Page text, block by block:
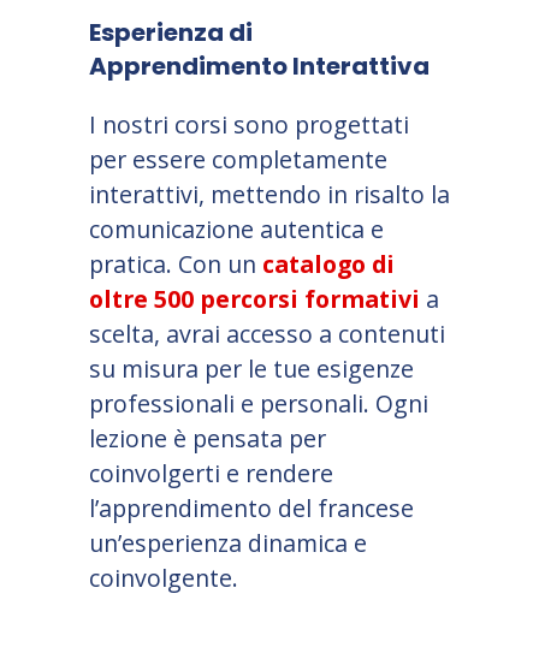
Esperienza di
Apprendimento Interattiva
I nostri corsi sono progettati
per essere completamente
interattivi, mettendo in risalto la
comunicazione autentica e
pratica. Con un catalogo di
oltre 500 percorsi formativi a
scelta, avrai accesso a contenuti
su misura per le tue esigenze
professionali e personali. Ogni
lezione è pensata per
coinvolgerti e rendere
l’apprendimento del francese
un’esperienza dinamica e
coinvolgente.